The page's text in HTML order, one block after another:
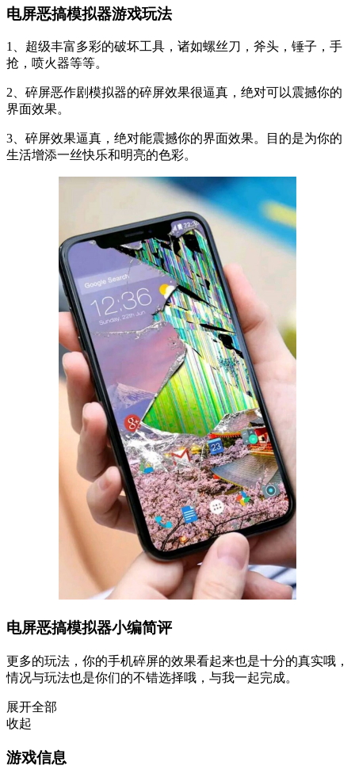
电屏恶搞模拟器游戏玩法
1、超级丰富多彩的破坏工具，诸如螺丝刀，斧头，锤子，手
抢，喷火器等等。
2、碎屏恶作剧模拟器的碎屏效果很逼真，绝对可以震撼你的
界面效果。
3、碎屏效果逼真，绝对能震撼你的界面效果。目的是为你的
生活增添一丝快乐和明亮的色彩。
电屏恶搞模拟器小编简评
更多的玩法，你的手机碎屏的效果看起来也是十分的真实哦，
情况与玩法也是你们的不错选择哦，与我一起完成。
展开全部
收起
游戏信息